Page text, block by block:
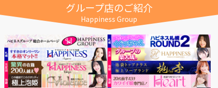
グループ店のご紹介
Happiness Group